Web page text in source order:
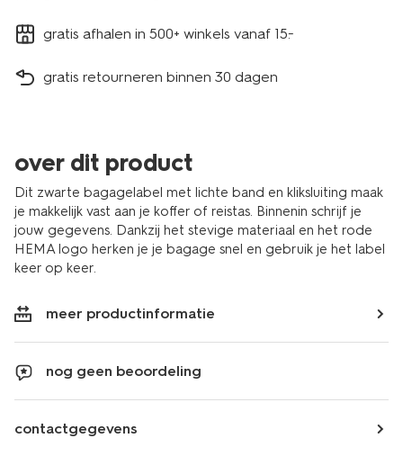
gratis afhalen in 500+ winkels vanaf 15.-
gratis retourneren binnen 30 dagen
over dit product
Dit zwarte bagagelabel met lichte band en kliksluiting maak
je makkelijk vast aan je koffer of reistas. Binnenin schrijf je
jouw gegevens. Dankzij het stevige materiaal en het rode
HEMA logo herken je je bagage snel en gebruik je het label
keer op keer.
meer productinformatie
nog geen beoordeling
contactgegevens